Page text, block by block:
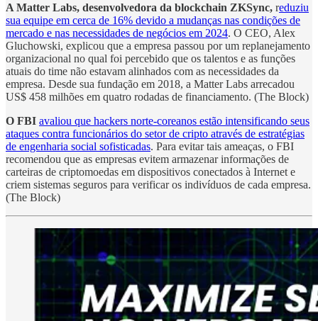
A Matter Labs, desenvolvedora da blockchain ZKSync, reduziu
sua equipe em cerca de 16% devido a mudanças nas condições de
mercado e nas necessidades de negócios em 2024. O CEO, Alex
Gluchowski, explicou que a empresa passou por um replanejamento
organizacional no qual foi percebido que os talentos e as funções
atuais do time não estavam alinhados com as necessidades da
empresa. Desde sua fundação em 2018, a Matter Labs arrecadou
US$ 458 milhões em quatro rodadas de financiamento. (The Block)
O FBI avaliou que hackers norte-coreanos estão intensificando seus
ataques contra funcionários do setor de cripto através de estratégias
de engenharia social sofisticadas. Para evitar tais ameaças, o FBI
recomendou que as empresas evitem armazenar informações de
carteiras de criptomoedas em dispositivos conectados à Internet e
criem sistemas seguros para verificar os indivíduos de cada empresa.
(The Block)